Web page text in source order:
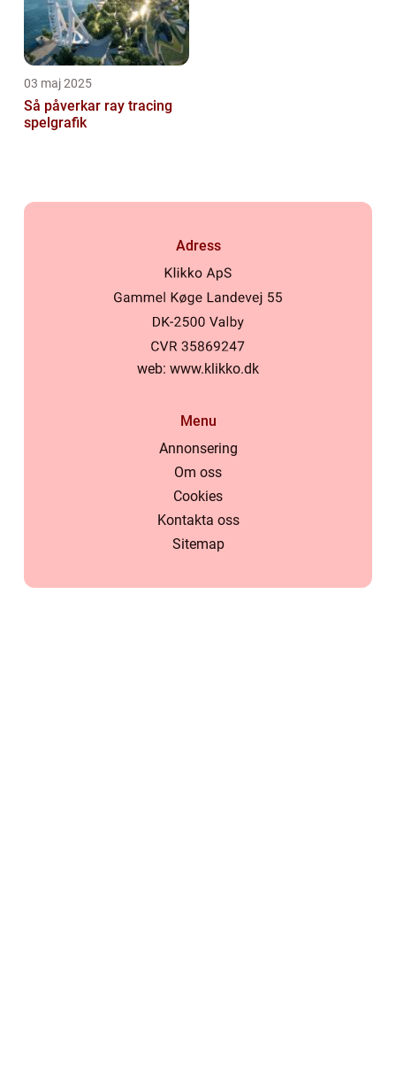
03 maj 2025
Så påverkar ray tracing
spelgrafik
Adress
web: www.klikko.dk
Menu
Annonsering
Om oss
Cookies
Kontakta oss
Sitemap